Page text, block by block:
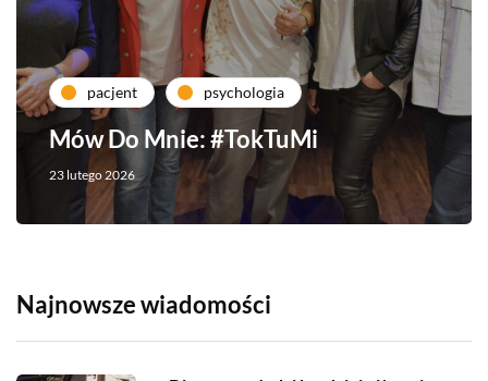
pacjent psychologia
Mów Do Mnie: #TokTuMi
23 lutego 2026
Najnowsze wiadomości